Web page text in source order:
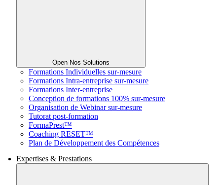
Open Nos Solutions
Formations Individuelles sur-mesure
Formations Intra-entreprise sur-mesure
Formations Inter-entreprise
Conception de formations 100% sur-mesure
Organisation de Webinar sur-mesure
Tutorat post-formation
FormaPrest™
Coaching RESET™
Plan de Développement des Compétences
Expertises & Prestations